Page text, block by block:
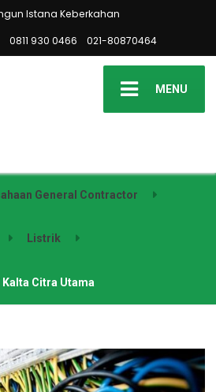
Istana Keberkahan
0811 930 0466 021-80870464
MENU
General Contractor
Listrik
Citra Utama